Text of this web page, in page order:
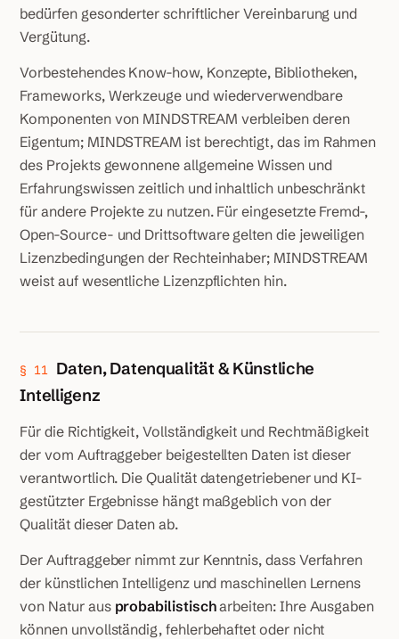
bedürfen gesonderter schriftlicher Vereinbarung und
Vergütung.
Vorbestehendes Know-how, Konzepte, Bibliotheken,
Frameworks, Werkzeuge und wiederverwendbare
Komponenten von MINDSTREAM verbleiben deren
Eigentum; MINDSTREAM ist berechtigt, das im Rahmen
des Projekts gewonnene allgemeine Wissen und
Erfahrungswissen zeitlich und inhaltlich unbeschränkt
für andere Projekte zu nutzen. Für eingesetzte Fremd-,
Open-Source- und Drittsoftware gelten die jeweiligen
Lizenzbedingungen der Rechteinhaber; MINDSTREAM
weist auf wesentliche Lizenzpflichten hin.
§ 11 Daten, Datenqualität & Künstliche
Intelligenz
Für die Richtigkeit, Vollständigkeit und Rechtmäßigkeit
der vom Auftraggeber beigestellten Daten ist dieser
verantwortlich. Die Qualität datengetriebener und KI-
gestützter Ergebnisse hängt maßgeblich von der
Qualität dieser Daten ab.
Der Auftraggeber nimmt zur Kenntnis, dass Verfahren
der künstlichen Intelligenz und maschinellen Lernens
von Natur aus probabilistischarbeiten: Ihre Ausgaben
können unvollständig, fehlerbehaftet oder nicht